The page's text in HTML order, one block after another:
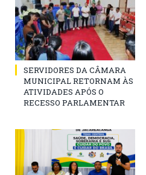
SERVIDORES DA CÂMARA
MUNICIPAL RETORNAM ÀS
ATIVIDADES APÓS O
RECESSO PARLAMENTAR